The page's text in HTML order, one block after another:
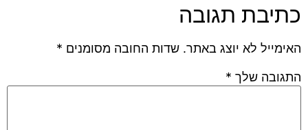
כתיבת תגובה
האימייל לא יוצג באתר. שדות החובה מסומנים *
התגובה שלך *